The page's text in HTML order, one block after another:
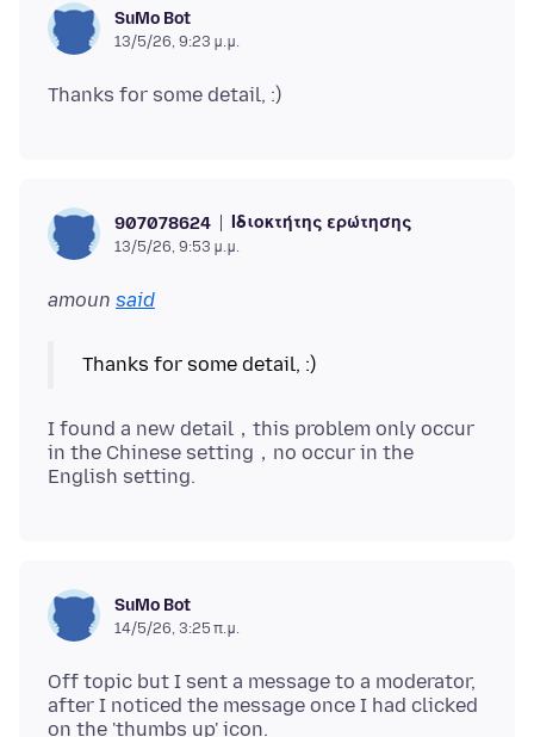
SuMo Bot
13/5/26, 9:23 μ.μ.
907078624 Ιδιοκτήτης ερώτησης
13/5/26, 9:53 μ.μ.
amoun said
I found a new detail，this problem only occur
in the Chinese setting，no occur in the
SuMo Bot
14/5/26, 3:25 π.μ.
Off topic but I sent a message to a moderator,
after I noticed the message once I had clicked